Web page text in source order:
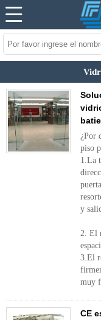
¿Por
piso
1.La
y
2. El
3.El
muy
CE